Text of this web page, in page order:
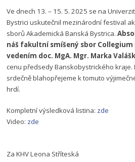
Ve dnech 13. – 15. 5. 2025 se na
Bystrici uskutečnil mezinárodní festival
sborů Akademická Banská Bystrica.
náš fakultní smíšený sbor
vedením doc. MgA. Mgr. Marka
cenu předsedy Banskobystrického kraje.
srdečně blahopřejeme k tomuto
hrdí.
Kompletní výsledková listina: zde
Video: zde
Za KHV Leona Stříteská